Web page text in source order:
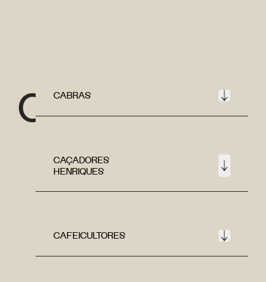
C CABRAS
CAÇADORES
HENRIQUES
CAFEICULTORES